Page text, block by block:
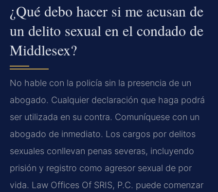
¿Qué debo hacer si me acusan de
un delito sexual en el condado de
Middlesex?
No hable con la policía sin la presencia de un
abogado. Cualquier declaración que haga podrá
ser utilizada en su contra. Comuníquese con un
abogado de inmediato. Los cargos por delitos
sexuales conllevan penas severas, incluyendo
prisión y registro como agresor sexual de por
vida. Law Offices Of SRIS, P.C. puede comenzar